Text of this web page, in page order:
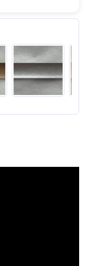
тому краще
які
у
«Замовлення